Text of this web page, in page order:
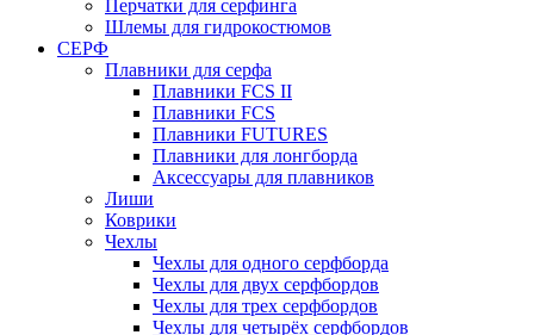
Перчатки для серфинга
Шлемы для гидрокостюмов
СЕРФ
Плавники для серфа
Плавники FCS II
Плавники FCS
Плавники FUTURES
Плавники для лонгборда
Аксессуары для плавников
Лиши
Коврики
Чехлы
Чехлы для одного серфборда
Чехлы для двух серфбордов
Чехлы для трех серфбордов
Чехлы для четырёх серфбордов